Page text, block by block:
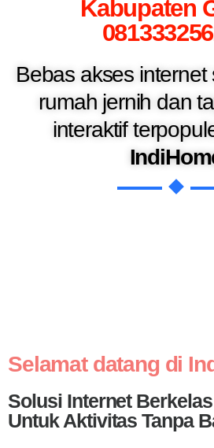
Kabupaten
Bebas akses internet
rumah jernih dan
interaktif
Selamat datang di
Solusi Internet
Untuk Aktivitas Tanpa